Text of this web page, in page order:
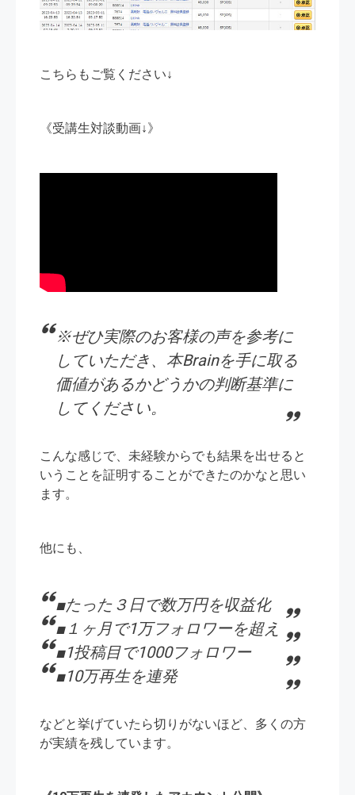
こちらもご覧ください↓
《受講生対談動画↓》
※ぜひ実際のお客様の声を参考に
していただき、本Brainを手に取る
価値があるかどうかの判断基準に
してください。
こんな感じで、未経験からでも結果を出せると
いうことを証明することができたのかなと思い
ます。
他にも、
■たった３日で数万円を収益化
■１ヶ月で1万フォロワーを超え
■1投稿目で1000フォロワー
■10万再生を連発
などと挙げていたら切りがないほど、多くの方
が実績を残しています。